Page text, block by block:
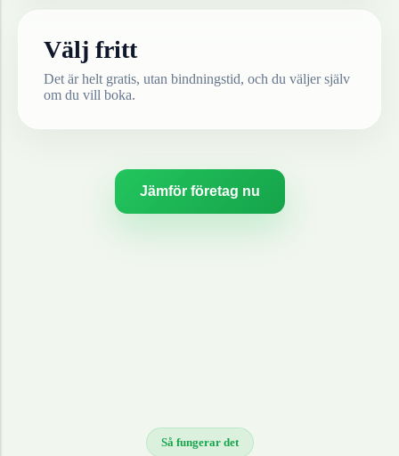
Välj fritt
Det är helt gratis, utan bindningstid, och du väljer själv
om du vill boka.
Jämför företag nu
Så fungerar det